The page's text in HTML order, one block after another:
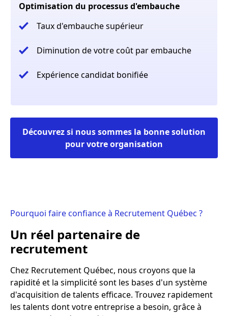
Optimisation du processus d'embauche
Taux d'embauche supérieur
Diminution de votre coût par embauche
Expérience candidat bonifiée
Découvrez si nous sommes la bonne solution
pour votre organisation
Pourquoi faire confiance à Recrutement Québec ?
Un réel partenaire de
recrutement
Chez Recrutement Québec, nous croyons que la
rapidité et la simplicité sont les bases d'un système
d'acquisition de talents efficace. Trouvez rapidement
les talents dont votre entreprise a besoin, grâce à